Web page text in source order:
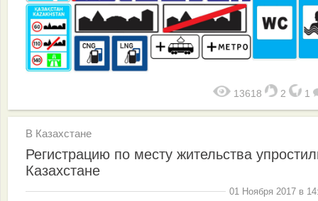
13618 2 1
В Казахстане
Регистрацию по месту жительства
Казахстане
01 Ноября 2017 в